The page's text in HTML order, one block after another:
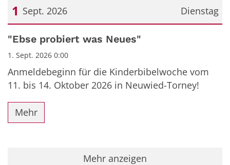
Dienstag
1 Sept. 2026
Datum: 1. September 2026
"Ebse probiert was Neues"
1. Sept. 2026 0:00
Anmeldebeginn für die Kinderbibelwoche vom
11. bis 14. Oktober 2026 in Neuwied-Torney!
Mehr
Mehr anzeigen